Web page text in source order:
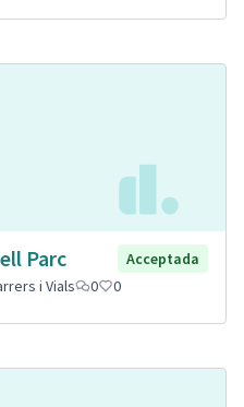
Parc
Acceptada
i Vials 0 0